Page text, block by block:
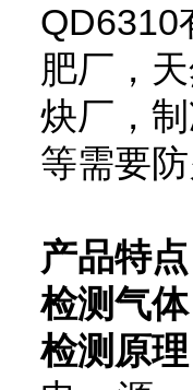
QD6310
肥厂，
炔厂，
等需要
产品特
检测气
检测原